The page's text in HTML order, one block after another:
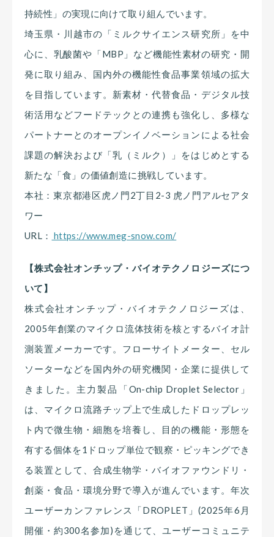
持続性」の実現に向けて取り組んでいます。
埼玉県・川越市の「ミルクサイエンス研究所」を中
心に、乳酸菌や「MBP」など機能性素材の研究・開
発に取り組み、国内外の機能性食品事業領域の拡大
を目指しています。新素材・代替食品・デジタル技
術活用などフードテックとの連携も強化し、多様な
パートナーとのオープンイノベーションによる社会
課題の解決および「乳（ミルク）」をはじめとする
新たな「食」の価値創造に挑戦しています。
本社：東京都港区虎ノ門2丁目2-3 虎ノ門アルセアタ
ワー
URL： https://www.meg-snow.com/
【株式会社オンチップ・バイオテクノロジーズにつ
いて】
株式会社オンチップ・バイオテクノロジーズは、
2005年創業のマイクロ流体技術を核とするバイオ計
測装置メーカーです。フローサイトメーター、セル
ソーターなどを国内外の研究機関・企業に提供して
きました。主力製品「On-chip Droplet Selector」
は、マイクロ流路チップ上で生成したドロップレッ
ト内で微生物・細胞を培養し、目的の機能・形態を
有する個体を1ドロップ単位で観察・ピッキングでき
る装置として、合成生物学・バイオファウンドリ・
創薬・食品・環境分野で導入が進んでいます。年次
ユーザーカンファレンス「DROPLET」(2025年6月
開催・約300名参加)を通じて、ユーザーコミュニテ